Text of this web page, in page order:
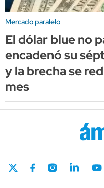
Mercado paralelo
El dólar blue no
encadenó su
y la brecha se
mes